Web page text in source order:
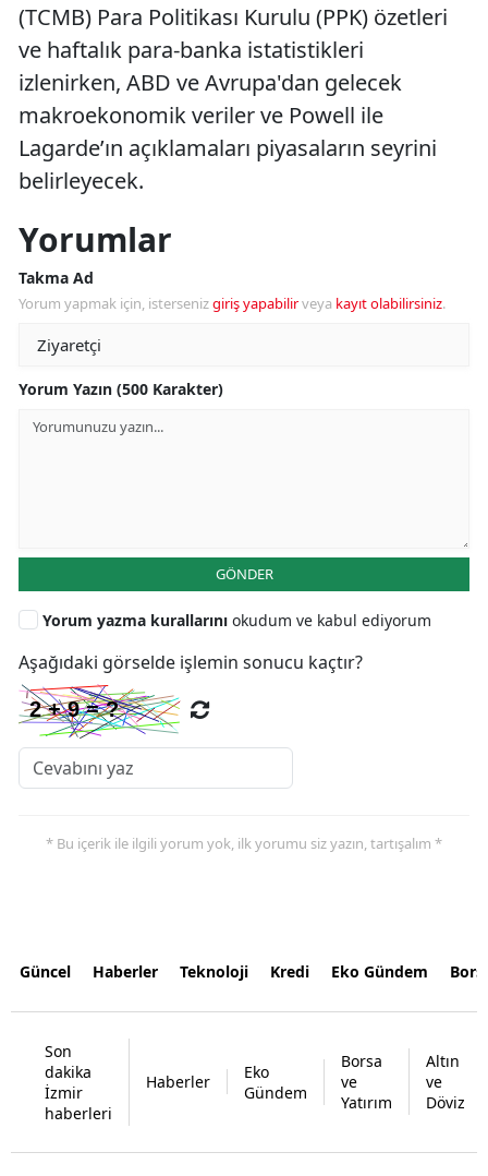
(TCMB) Para Politikası Kurulu (PPK) özetleri
ve haftalık para-banka istatistikleri
izlenirken, ABD ve Avrupa'dan gelecek
makroekonomik veriler ve Powell ile
Lagarde’ın açıklamaları piyasaların seyrini
belirleyecek.
Yorumlar
Takma Ad
Yorum yapmak için, istersenizgiriş yapabilirveya kayıt olabilirsiniz.
Yorum Yazın (500 Karakter)
GÖNDER
Yorum yazma kurallarını okudum ve kabul ediyorum
Aşağıdaki görselde işlemin sonucu kaçtır?
* Bu içerik ile ilgili yorum yok, ilk yorumu siz yazın, tartışalım *
Güncel Haberler Teknoloji Kredi Eko Gündem
Son
dakika
İzmir
haberleri
Haberler
Eko
Gündem
Borsa
ve
Yatırım
Altın
ve
Döviz